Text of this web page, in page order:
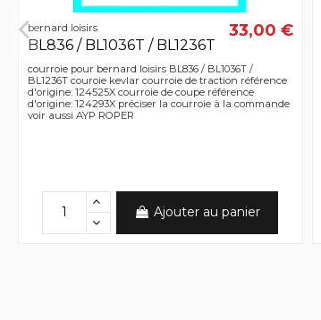
bernard loisirs
BL836 / BL1036T / BL1236T
33,00 €
courroie pour bernard loisirs BL836 / BL1036T /
BL1236T couroie kevlar courroie de traction référence
d'origine: 124525X courroie de coupe référence
d'origine: 124293X préciser la courroie à la commande
voir aussi AYP ROPER
Ajouter au panier